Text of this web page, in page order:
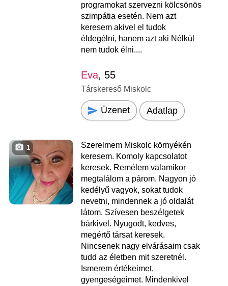
programokat szervezni kölcsönös
szimpátia esetén. Nem azt
keresem akivel el tudok
éldegélni, hanem azt aki Nélkül
nem tudok élni....
Eva, 55
Társkereső Miskolc
Üzenet Adatlap
1
Szerelmem Miskolc környékén
keresem. Komoly kapcsolatot
keresek. Remélem valamikor
megtalálom a párom. Nagyon jó
kedélyű vagyok, sokat tudok
nevetni, mindennek a jó oldalát
látom. Szívesen beszélgetek
bárkivel. Nyugodt, kedves,
megértő társat keresek.
Nincsenek nagy elvárásaim csak
tudd az életben mit szeretnél.
Ismerem értékeimet,
gyengeségeimet. Mindenkivel